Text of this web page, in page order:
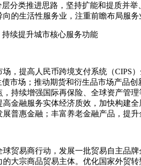
分类推进思路，坚持扩能和提质并
的生活性服务业，注重前瞻布局服
持续提升城市核心服务功能
，提高人民币跨境支付系统（CIPS
债市场；推动期货和衍生品市场产品
持续增强国际再保险、全球资产管
金融服务实体经济质效，加快构建
普惠金融；丰富养老金融产品，提
贸易商行动，发展一批贸易自主品
大宗商品贸易主体。优化国家外贸